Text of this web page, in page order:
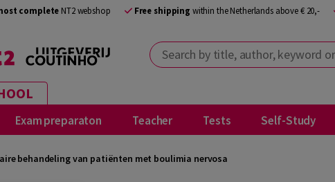
complete NT2 webshop Free shipping within the Netherlands above € 20,-
Search by title, author, keyword or ISBN
Exam preparaton Teacher Tests Self-Study
behandeling van patiënten met boulimia nervosa